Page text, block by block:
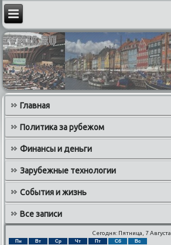
Главная
Политика за рубежом
Финансы и деньги
Зарубежные технологии
События и жизнь
Все записи
Сегодня: Пятница, 7 Августа
Пн Вт Ср Чт Пт Сб Вс